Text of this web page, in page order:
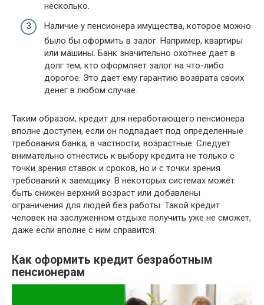
несколько.
Наличие у пенсионера имущества, которое можно
было бы оформить в залог. Например, квартиры
или машины. Банк значительно охотнее дает в
долг тем, кто оформляет залог на что-либо
дорогое. Это дает ему гарантию возврата своих
денег в любом случае.
Таким образом, кредит для неработающего пенсионера
вполне доступен, если он подпадает под определенные
требования банка, в частности, возрастные. Следует
внимательно отнестись к выбору кредита не только с
точки зрения ставок и сроков, но и с точки зрения
требований к заемщику. В некоторых системах может
быть снижен верхний возраст или добавлены
ограничения для людей без работы. Такой кредит
человек на заслуженном отдыхе получить уже не сможет,
даже если вполне с ним справится.
Как оформить кредит безработным
пенсионерам